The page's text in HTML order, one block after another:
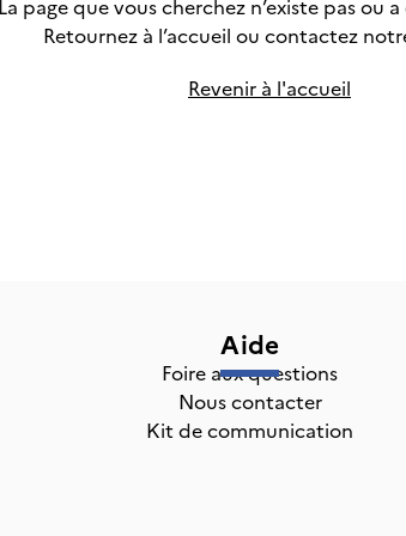
La page que vous cherchez n’existe pas ou
Retournez à l’accueil ou contactez
Revenir à l'accueil
Aide
Foire aux questions
Nous contacter
Kit de communication